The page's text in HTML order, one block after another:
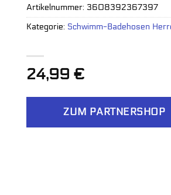
24,99€
ZUM PARTNERSHOP
Artikelnummer: 3608392367397
Kategorie: Schwimm-Badehosen